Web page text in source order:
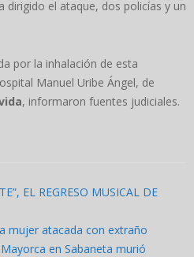
dirigido el ataque, dos policías y un
por la inhalación de esta
Manuel Uribe Ángel, de
, informaron fuentes judiciales.
EL REGRESO MUSICAL DE
mujer atacada con extraño
en Sabaneta murió